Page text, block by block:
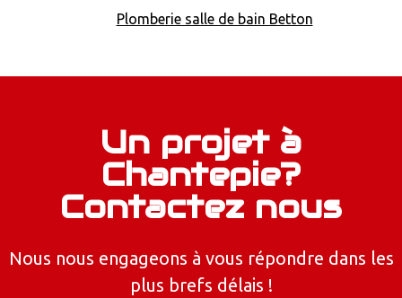
Plomberie salle de bain Betton
Un projet à
Chantepie?
Contactez nous
Nous nous engageons à vous répondre dans les
plus brefs délais !